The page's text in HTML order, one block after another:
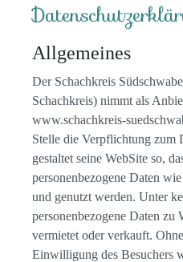
Allgemeines
Der Schachkreis
Schachkreis) nimmt als
www.schachkreis-
Stelle die Verpflichtung zum
gestaltet seine WebSite so,
personenbezogene Daten
und genutzt werden. Unter
personenbezogene Daten zu
vermietet oder verkauft.
Einwilligung des Besuchers